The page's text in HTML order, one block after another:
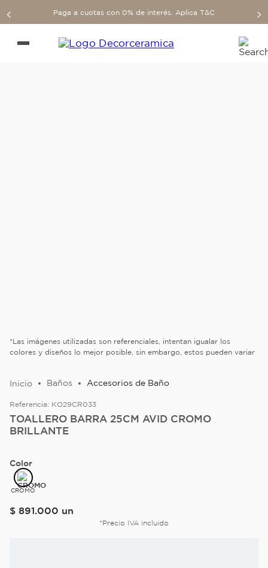
Paga a cuotas con 0% de interés. Aplica T&C
*Las imágenes utilizadas son referenciales, intentan igualar los
colores y diseños lo mejor posible, sin embargo, estos pueden variar
Baños Accesorios de Baño
Referencia: KO29CR033
TOALLERO BARRA 25CM AVID CROMO
BRILLANTE
Color
CROMO
$ 891.000 un
*Precio IVA incluido